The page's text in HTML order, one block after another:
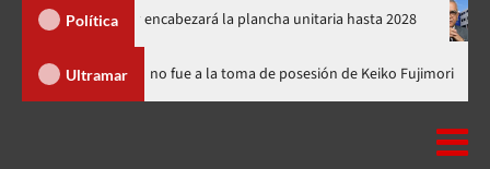
Política
PRM y encabezará la plancha unitaria hasta 2028 Carlos
Ultramar Luis Abinader no fue a la toma de posesión de Keiko